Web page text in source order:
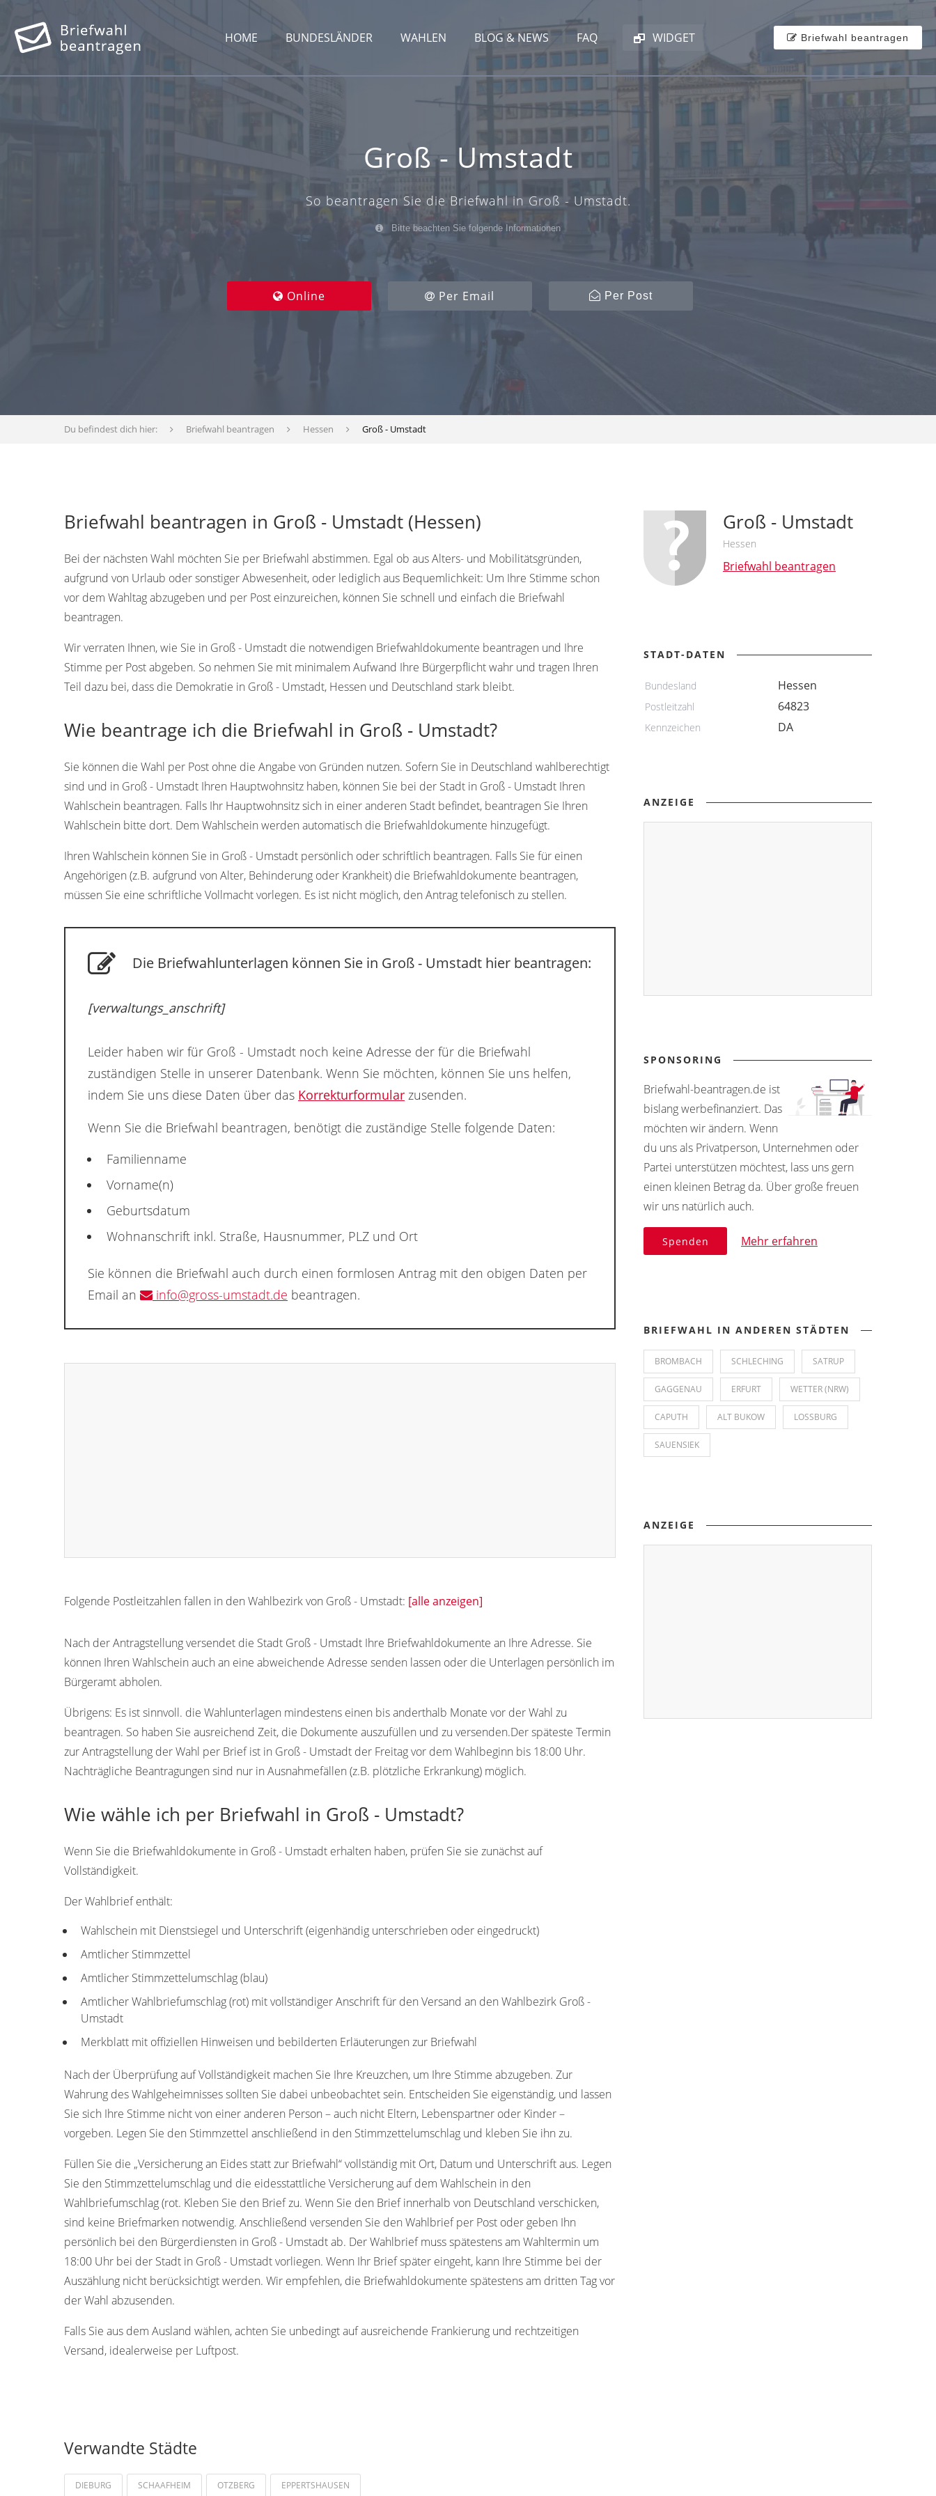
HOME BUNDESLÄNDER WAHLEN BLOG & NEWS FAQ WIDGET Briefwahl beantragen
Groß - Umstadt
So beantragen Sie die Briefwahl in Groß - Umstadt.
Bitte beachten Sie folgende Informationen
Online Per Email Per Post
Du befindest dich hier: Briefwahl beantragen Hessen Groß - Umstadt
Briefwahl beantragen in Groß - Umstadt (Hessen)
Bei der nächsten Wahl möchten Sie per Briefwahl abstimmen. Egal ob aus Alters- und Mobilitätsgründen,
aufgrund von Urlaub oder sonstiger Abwesenheit, oder lediglich aus Bequemlichkeit: Um Ihre Stimme schon
vor dem Wahltag abzugeben und per Post einzureichen, können Sie schnell und einfach die Briefwahl
beantragen.
Wir verraten Ihnen, wie Sie in Groß - Umstadt die notwendigen Briefwahldokumente beantragen und Ihre
Stimme per Post abgeben. So nehmen Sie mit minimalem Aufwand Ihre Bürgerpflicht wahr und tragen Ihren
Teil dazu bei, dass die Demokratie in Groß - Umstadt, Hessen und Deutschland stark bleibt.
Wie beantrage ich die Briefwahl in Groß - Umstadt?
Sie können die Wahl per Post ohne die Angabe von Gründen nutzen. Sofern Sie in Deutschland wahlberechtigt
sind und in Groß - Umstadt Ihren Hauptwohnsitz haben, können Sie bei der Stadt in Groß - Umstadt Ihren
Wahlschein beantragen. Falls Ihr Hauptwohnsitz sich in einer anderen Stadt befindet, beantragen Sie Ihren
Wahlschein bitte dort. Dem Wahlschein werden automatisch die Briefwahldokumente hinzugefügt.
Ihren Wahlschein können Sie in Groß - Umstadt persönlich oder schriftlich beantragen. Falls Sie für einen
Angehörigen (z.B. aufgrund von Alter, Behinderung oder Krankheit) die Briefwahldokumente beantragen,
müssen Sie eine schriftliche Vollmacht vorlegen. Es ist nicht möglich, den Antrag telefonisch zu stellen.
Die Briefwahlunterlagen können Sie in Groß - Umstadt hier beantragen:
[verwaltungs_anschrift]
Leider haben wir für Groß - Umstadt noch keine Adresse der für die Briefwahl
zuständigen Stelle in unserer Datenbank. Wenn Sie möchten, können Sie uns helfen,
indem Sie uns diese Daten über das Korrekturformular zusenden.
Wenn Sie die Briefwahl beantragen, benötigt die zuständige Stelle folgende Daten:
Familienname
Vorname(n)
Geburtsdatum
Wohnanschrift inkl. Straße, Hausnummer, PLZ und Ort
Sie können die Briefwahl auch durch einen formlosen Antrag mit den obigen Daten per
Email an
info@gross-umstadt.de beantragen.
Folgende Postleitzahlen fallen in den Wahlbezirk von Groß - Umstadt: [alle anzeigen]
Nach der Antragstellung versendet die Stadt Groß - Umstadt Ihre Briefwahldokumente an Ihre Adresse. Sie
können Ihren Wahlschein auch an eine abweichende Adresse senden lassen oder die Unterlagen persönlich im
Bürgeramt abholen.
Übrigens: Es ist sinnvoll. die Wahlunterlagen mindestens einen bis anderthalb Monate vor der Wahl zu
beantragen. So haben Sie ausreichend Zeit, die Dokumente auszufüllen und zu versenden.Der späteste Termin
zur Antragstellung der Wahl per Brief ist in Groß - Umstadt der Freitag vor dem Wahlbeginn bis 18:00 Uhr.
Nachträgliche Beantragungen sind nur in Ausnahmefällen (z.B. plötzliche Erkrankung) möglich.
Wie wähle ich per Briefwahl in Groß - Umstadt?
Wenn Sie die Briefwahldokumente in Groß - Umstadt erhalten haben, prüfen Sie sie zunächst auf
Vollständigkeit.
Der Wahlbrief enthält:
Wahlschein mit Dienstsiegel und Unterschrift (eigenhändig unterschrieben oder eingedruckt)
Amtlicher Stimmzettel
Amtlicher Stimmzettelumschlag (blau)
Amtlicher Wahlbriefumschlag (rot) mit vollständiger Anschrift für den Versand an den Wahlbezirk Groß -
Umstadt
Merkblatt mit offiziellen Hinweisen und bebilderten Erläuterungen zur Briefwahl
Nach der Überprüfung auf Vollständigkeit machen Sie Ihre Kreuzchen, um Ihre Stimme abzugeben. Zur
Wahrung des Wahlgeheimnisses sollten Sie dabei unbeobachtet sein. Entscheiden Sie eigenständig, und lassen
Sie sich Ihre Stimme nicht von einer anderen Person – auch nicht Eltern, Lebenspartner oder Kinder –
vorgeben. Legen Sie den Stimmzettel anschließend in den Stimmzettelumschlag und kleben Sie ihn zu.
Füllen Sie die „Versicherung an Eides statt zur Briefwahl“ vollständig mit Ort, Datum und Unterschrift aus. Legen
Sie den Stimmzettelumschlag und die eidesstattliche Versicherung auf dem Wahlschein in den
Wahlbriefumschlag (rot. Kleben Sie den Brief zu. Wenn Sie den Brief innerhalb von Deutschland verschicken,
sind keine Briefmarken notwendig. Anschließend versenden Sie den Wahlbrief per Post oder geben Ihn
persönlich bei den Bürgerdiensten in Groß - Umstadt ab. Der Wahlbrief muss spätestens am Wahltermin um
18:00 Uhr bei der Stadt in Groß - Umstadt vorliegen. Wenn Ihr Brief später eingeht, kann Ihre Stimme bei der
Auszählung nicht berücksichtigt werden. Wir empfehlen, die Briefwahldokumente spätestens am dritten Tag vor
der Wahl abzusenden.
Falls Sie aus dem Ausland wählen, achten Sie unbedingt auf ausreichende Frankierung und rechtzeitigen
Versand, idealerweise per Luftpost.
Verwandte Städte
DIEBURG SCHAAFHEIM OTZBERG EPPERTSHAUSEN
Groß - Umstadt
Hessen
Briefwahl beantragen
STADT-DATEN
Bundesland Hessen
Postleitzahl 64823
Kennzeichen DA
ANZEIGE
SPONSORING
Briefwahl-beantragen.de ist
bislang werbefinanziert. Das
möchten wir ändern. Wenn
du uns als Privatperson, Unternehmen oder
Partei unterstützen möchtest, lass uns gern
einen kleinen Betrag da. Über große freuen
wir uns natürlich auch.
Spenden Mehr erfahren
BRIEFWAHL IN ANDEREN STÄDTEN
BROMBACH SCHLECHING SATRUP
GAGGENAU ERFURT WETTER (NRW)
CAPUTH ALT BUKOW LOSSBURG
SAUENSIEK
ANZEIGE